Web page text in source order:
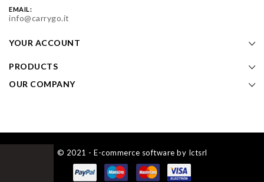
EMAIL:
info@carrygo.it
YOUR ACCOUNT
PRODUCTS
OUR COMPANY
© 2021 - E-commerce software by Ictsrl